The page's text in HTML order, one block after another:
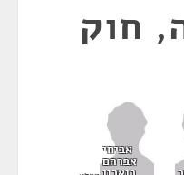
חוק
אביחי
אברהם